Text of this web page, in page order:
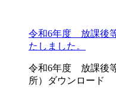
令和6年度 放課後
たしました。
令和6年度 放課後
所）ダウンロード